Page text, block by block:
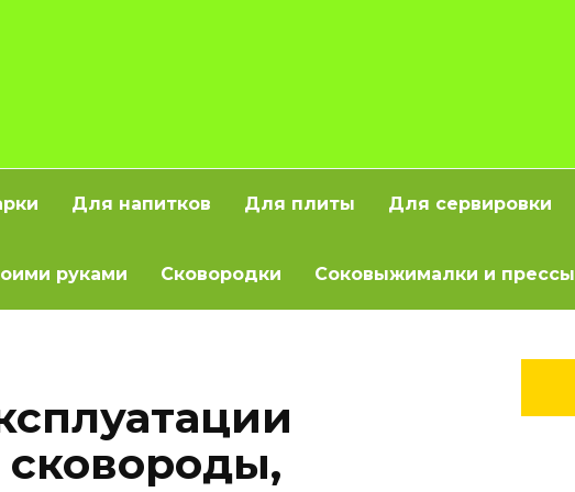
Для напитков Для плиты Для сервировки
руками Сковородки Соковыжималки и прессы
сковороды,